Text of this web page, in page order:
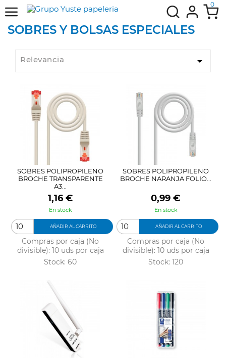
0
SOBRES Y BOLSAS ESPECIALES
Relevancia 
SOBRES POLIPROPILENO
BROCHE TRANSPARENTE
A3...
Precio
1,16 €
En stock
AÑADIR AL CARRITO
Compras por caja (No
divisible): 10 uds por caja
Stock: 60
SOBRES POLIPROPILENO
BROCHE NARANJA FOLIO...
Precio
0,99 €
En stock
AÑADIR AL CARRITO
Compras por caja (No
divisible): 10 uds por caja
Stock: 120